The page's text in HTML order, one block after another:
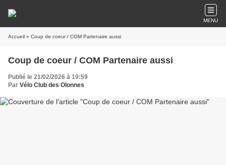
MENU
Accueil » Coup de coeur / COM Partenaire aussi
Coup de coeur / COM Partenaire aussi
Publié le 21/02/2026 à 19:59
Par Vélo Club des Olonnes